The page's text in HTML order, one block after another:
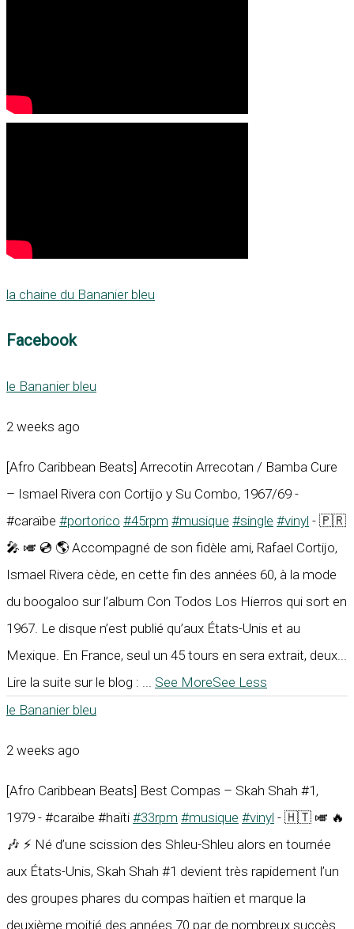
la chaine du Bananier bleu
Facebook
le Bananier bleu
2 weeks ago
[Afro Caribbean Beats] Arrecotin Arrecotan / Bamba Cure
– Ismael Rivera con Cortijo y Su Combo, 1967/69 -
#caraïbe #portorico #45rpm #musique #single #vinyl - 🇵🇷
🎤 🎺 💿 🌎 Accompagné de son fidèle ami, Rafael Cortijo,
Ismael Rivera cède, en cette fin des années 60, à la mode
du boogaloo sur l’album Con Todos Los Hierros qui sort en
1967. Le disque n’est publié qu’aux États-Unis et au
Mexique. En France, seul un 45 tours en sera extrait, deux...
Lire la suite sur le blog : ... See MoreSee Less
le Bananier bleu
2 weeks ago
[Afro Caribbean Beats] Best Compas – Skah Shah #1,
1979 - #caraïbe #haïti #33rpm #musique #vinyl - 🇭🇹 🎺 🔥
🎶 ⚡ Né d’une scission des Shleu-Shleu alors en tournée
aux États-Unis, Skah Shah #1 devient très rapidement l’un
des groupes phares du compas haïtien et marque la
deuxième moitié des années 70 par de nombreux succès.